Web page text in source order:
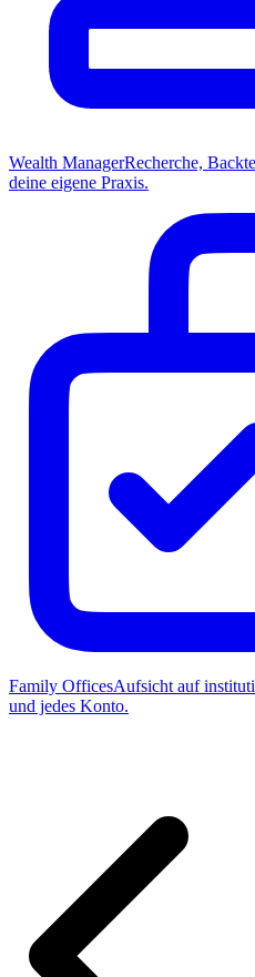
Wealth ManagerRecherche,
deine eigene Praxis.
Family OfficesAufsicht auf
und jedes Konto.